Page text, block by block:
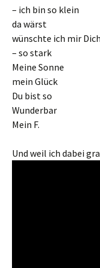
– ich bin so klein
da wärst
wünschte ich mir
– so stark
Meine Sonne
mein Glück
Du bist so
Wunderbar
Mein F.
Und weil ich dabei